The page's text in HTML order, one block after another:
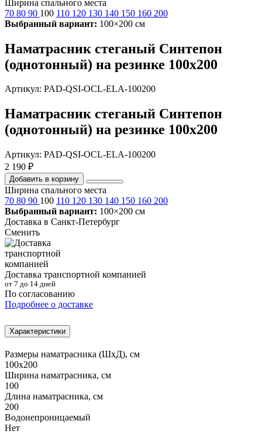
Ширина спального места
70 80 90 100 110 120 130 140 150 160 200
Выбранный вариант: 100×200 см
Наматрасник стеганый Синтепон
(однотонный) на резинке 100х200
Артикул: PAD-QSI-OCL-ELA-100200
Наматрасник стеганый Синтепон
(однотонный) на резинке 100х200
Артикул: PAD-QSI-OCL-ELA-100200
2 190 ₽
Добавить в корзину
Ширина спального места
70 80 90 100 110 120 130 140 150 160 200
Выбранный вариант: 100×200 см
Доставка в Санкт-Петербург
Сменить
Доставка транспортной компанией
от 7 до 14 дней
По согласованию
Подробнее о доставке
Характеристики
Размеры наматрасника (ШхД), см
100х200
Ширина наматрасника, см
100
Длина наматрасника, см
200
Водонепроницаемый
Нет